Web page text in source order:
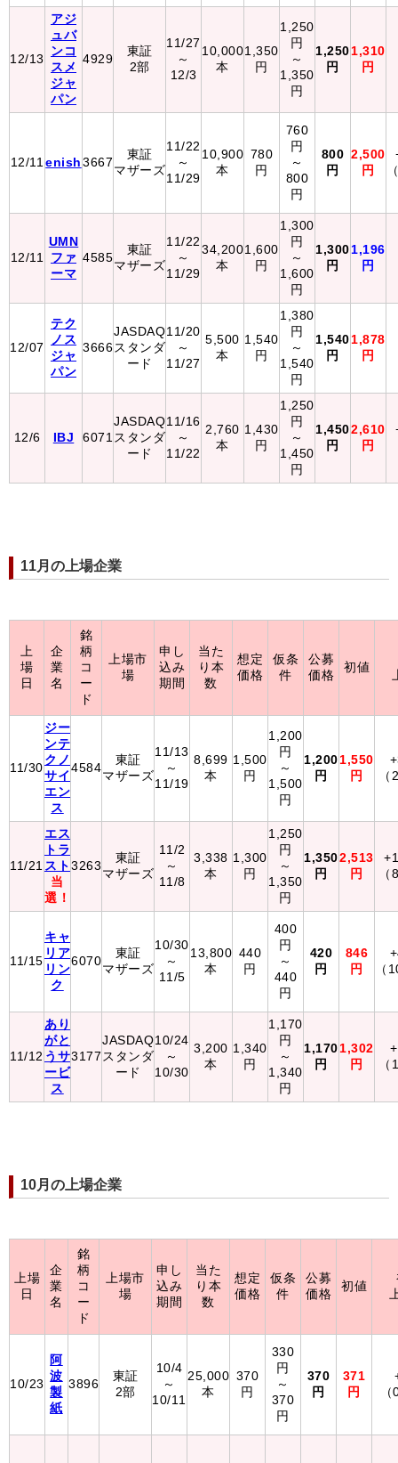
12/13
アジ
ュバ
ンコ
スメ
ジャ
パン
4929
東証
2部
11/27
～
12/3
10,000
本
1,350
円
1,250
円
～
1,350
円
1,250
円
1,310
円
12/11enish 3667
東証
マザーズ
11/22
～
11/29
10,900
本
780
円
760
円
～
800
円
800
円
2,500
円
12/11
UMN
ファ
ーマ
4585
東証
マザーズ
11/22
～
11/29
34,200
本
1,600
円
1,300
円
～
1,600
円
1,300
円
1,196
円
12/07
テク
ノス
ジャ
パン
3666
JASDAQ
スタンダ
ード
11/20
～
11/27
5,500
本
1,540
円
1,380
円
～
1,540
円
1,540
円
1,878
円
12/6 IBJ 6071
JASDAQ
スタンダ
ード
11/16
～
11/22
2,760
本
1,430
円
1,250
円
～
1,450
円
1,450
円
2,610
円
11月の上場企業
上
場
日
企
業
名
銘
柄
コ
ー
ド
上場市
場
申し
込み
期間
当た
り本
数
想定
価格
仮条
件
公募
価格
初値
11/30
ジー
ンテ
クノ
サイ
エン
ス
4584
東証
マザーズ
11/13
～
11/19
8,699
本
1,500
円
1,200
円
～
1,500
円
1,200
円
1,550
円
11/21
エス
トラ
スト
当
選！
3263
東証
マザーズ
11/2
～
11/8
3,338
本
1,300
円
1,250
円
～
1,350
円
1,350
円
2,513
円
11/15
キャ
リア
リン
ク
6070
東証
マザーズ
10/30
～
11/5
13,800
本
440
円
400
円
～
440
円
420
円
846
円
（
11/12
あり
がと
うサ
ービ
ス
3177
JASDAQ
スタンダ
ード
10/24
～
10/30
3,200
本
1,340
円
1,170
円
～
1,340
円
1,170
円
1,302
円
10月の上場企業
上場
日
企
業
名
銘
柄
コ
ー
ド
上場市
場
申し
込み
期間
当た
り本
数
想定
価格
仮条
件
公募
価格
初値
10/23
阿
波
製
紙
3896
東証
2部
10/4
～
10/11
25,000
本
370
円
330
円
～
370
円
370
円
371
円